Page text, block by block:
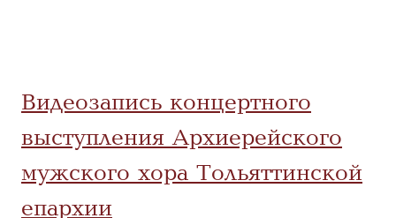
Видеозапись концертного
выступления Архиерейского
мужского хора Тольяттинской
епархии